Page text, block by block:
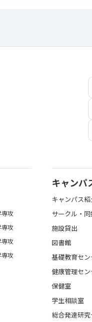
攻
攻
攻
攻
キャンパ
キャンパス
サークル・
施設貸出
図書館
基礎教育セン
健康管理セン
保健室
学生相談室
総合発達研